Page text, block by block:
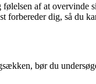
af at
dig, så du
bør du